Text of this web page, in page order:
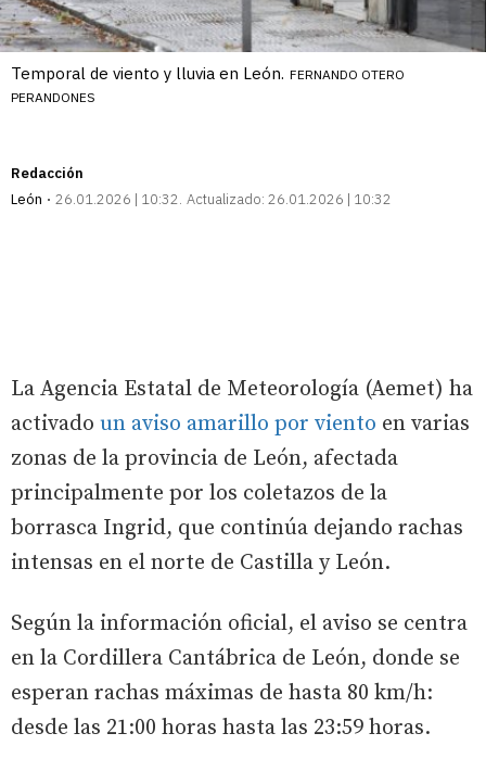
Temporal de viento y lluvia en León. FERNANDO OTERO
PERANDONES
Redacción
León
26.01.2026 | 10:32 Actualizado: 26.01.2026 | 10:32
La Agencia Estatal de Meteorología (Aemet) ha
activado un aviso amarillo por viento en varias
zonas de la provincia de León, afectada
principalmente por los coletazos de la
borrasca Ingrid, que continúa dejando rachas
intensas en el norte de Castilla y León.
Según la información oficial, el aviso se centra
en la Cordillera Cantábrica de León, donde se
esperan rachas máximas de hasta 80 km/h:
desde las 21:00 horas hasta las 23:59 horas.